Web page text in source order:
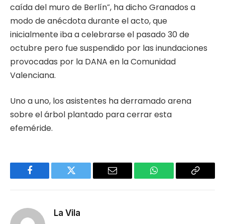
caída del muro de Berlín”, ha dicho Granados a
modo de anécdota durante el acto, que
inicialmente iba a celebrarse el pasado 30 de
octubre pero fue suspendido por las inundaciones
provocadas por la DANA en la Comunidad
Valenciana.
Uno a uno, los asistentes ha derramado arena
sobre el árbol plantado para cerrar esta
efeméride.
Facebook Twitter Email WhatsApp Copy
La Vila